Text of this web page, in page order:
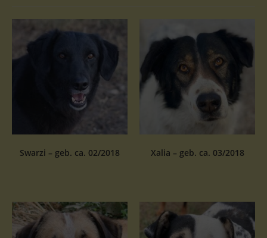
Swarzi – geb. ca. 02/2018 Xalia – geb. ca. 03/2018